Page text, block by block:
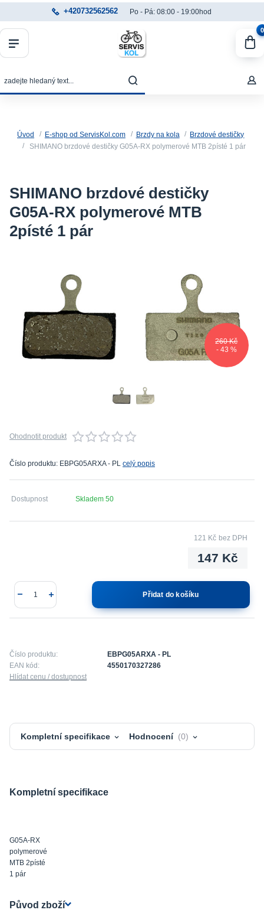
+420732562562 Po - Pá: 08:00 - 19:00hod
0
Úvod E-shop od ServisKol.com Brzdy na kola
Brzdové destičky
SHIMANO brzdové destičky G05A-RX polymerové MTB 2písté 1 pár
SHIMANO brzdové destičky
G05A-RX polymerové MTB
2písté 1 pár
260 Kč
- 43 %
Ohodnotit produkt
Číslo produktu: EBPG05ARXA - PL celý popis
Dostupnost Skladem 50
147 Kč
121 Kč bez DPH
Přidat do košíku
Číslo produktu:
EBPG05ARXA - PL
EAN kód:
4550170327286
Hlídat cenu / dostupnost
Kompletní specifikace Hodnocení 0
Kompletní specifikace
G05A-RX
polymerové
MTB 2písté
1 pár
Původ zboží